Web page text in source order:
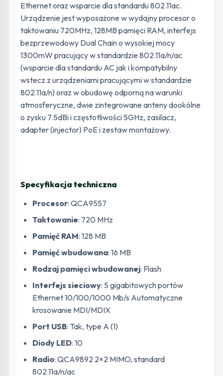
Ethernet oraz wsparcie dla standardu 802.11ac.
Urządzenie jest wyposażone w wydajny procesor o
taktowaniu 720MHz, 128MB pamięci RAM, interfejs
bezprzewodowy Dual Chain o wysokiej mocy
1300mW pracujący w standardzie 802.11a/n/ac
(wsparcie dla standardu AC jak i kompatybilny
wstecz z urządzeniami pracującymi w standardzie
802.11a/n) oraz w obudowę odporną na warunki
atmosferyczne, dwie zintegrowane anteny dookólne
o zysku 7.5dBi i częstotliwości 5GHz, zasilacz,
adapter (injector) PoE i zestaw montażowy.
Specyfikacja techniczna
Procesor: QCA9557
Taktowanie: 720 MHz
Pamięć RAM: 128 MB
Pamięć wbudowana: 16 MB
Rodzaj pamięci wbudowanej: Flash
Interfejs sieciowy: 5 gigabitowych portów
Ethernet 10/100/1000 Mb/s Automatyczne
krosowanie MDI/MDIX
Port USB: Tak, type A (1)
Diody LED: 10
Radio: QCA9892 2×2 MIMO, standard
802.11a/n/ac